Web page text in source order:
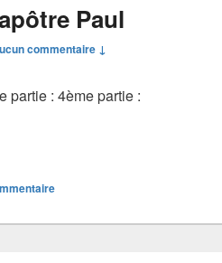
Paul
commentaire ↓
partie : 4ème partie :